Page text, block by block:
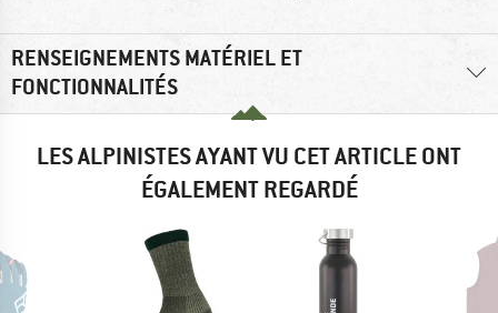
RENSEIGNEMENTS MATÉRIEL ET
FONCTIONNALITÉS
LES ALPINISTES AYANT VU CET ARTICLE ONT
ÉGALEMENT REGARDÉ